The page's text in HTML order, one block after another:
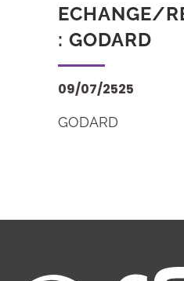
ECHANGE/
: GODARD
09/07/2525
GODARD